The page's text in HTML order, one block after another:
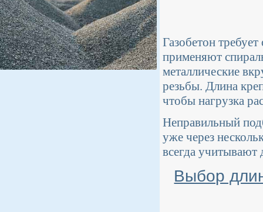
Газобетон
применяют
металлические
резьбы. Длина
чтобы нагрузка
Неправильный
уже через
всегда учитывают
Выбор